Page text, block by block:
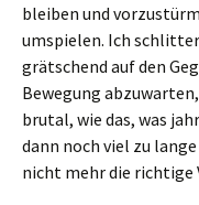
bleiben und
umspielen. Ich
grätschend auf den
Bewegung
brutal, wie das, was
dann noch viel zu
nicht mehr die richtige